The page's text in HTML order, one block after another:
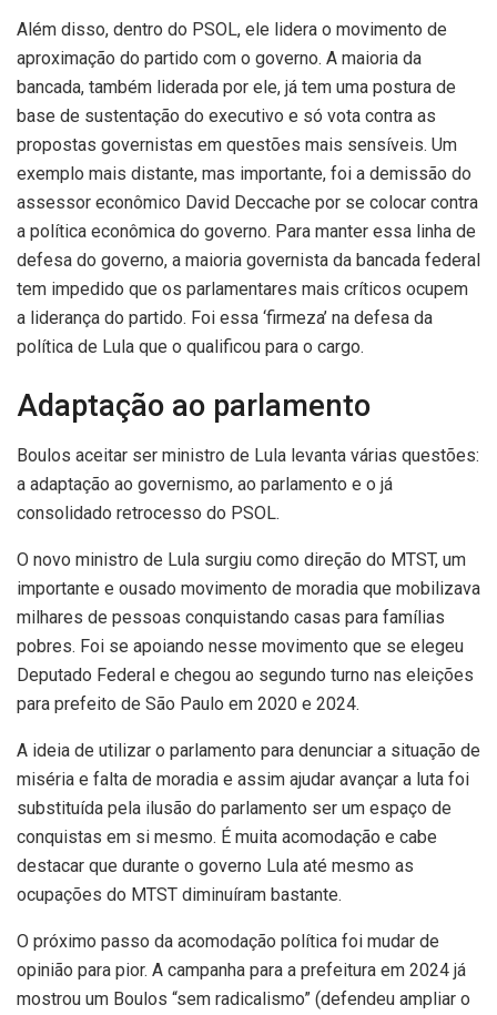
Além disso, dentro do PSOL, ele lidera o movimento de
aproximação do partido com o governo. A maioria da
bancada, também liderada por ele, já tem uma postura de
base de sustentação do executivo e só vota contra as
propostas governistas em questões mais sensíveis. Um
exemplo mais distante, mas importante, foi a demissão do
assessor econômico David Deccache por se colocar contra
a política econômica do governo. Para manter essa linha de
defesa do governo, a maioria governista da bancada federal
tem impedido que os parlamentares mais críticos ocupem
a liderança do partido. Foi essa ‘firmeza’ na defesa da
política de Lula que o qualificou para o cargo.
Adaptação ao parlamento
Boulos aceitar ser ministro de Lula levanta várias questões:
a adaptação ao governismo, ao parlamento e o já
consolidado retrocesso do PSOL.
O novo ministro de Lula surgiu como direção do MTST, um
importante e ousado movimento de moradia que mobilizava
milhares de pessoas conquistando casas para famílias
pobres. Foi se apoiando nesse movimento que se elegeu
Deputado Federal e chegou ao segundo turno nas eleições
para prefeito de São Paulo em 2020 e 2024.
A ideia de utilizar o parlamento para denunciar a situação de
miséria e falta de moradia e assim ajudar avançar a luta foi
substituída pela ilusão do parlamento ser um espaço de
conquistas em si mesmo. É muita acomodação e cabe
destacar que durante o governo Lula até mesmo as
ocupações do MTST diminuíram bastante.
O próximo passo da acomodação política foi mudar de
opinião para pior. A campanha para a prefeitura em 2024 já
mostrou um Boulos “sem radicalismo” (defendeu ampliar o